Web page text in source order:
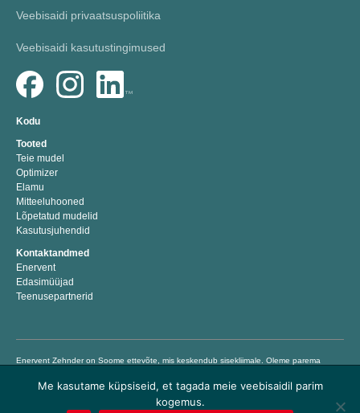
Veebisaidi privaatsuspoliitika
Veebisaidi kasutustingimused
Kodu
Tooted
Teie mudel
Optimizer
Elamu
Mitteeluhooned
Lõpetatud mudelid
Kasutusjuhendid
Kontaktandmed
Enervent
Edasimüüjad
Teenusepartnerid
Enervent Zehnder on Soome ettevõte, mis keskendub sisekliimale. Oleme parema
1983. Meie eesmärk on aidata inimestel elada ja töötada tervislikus ja mugavas
sisekliimas, pakkudes lihtsalt kasutatavaid kvaliteetseid ventilatsiooniseadmeid,
millega hoiate kokku energiakulusid ja säästate raha. © Enervent 2018
Me kasutame küpsiseid, et tagada meie veebisaidil parim
kogemus.